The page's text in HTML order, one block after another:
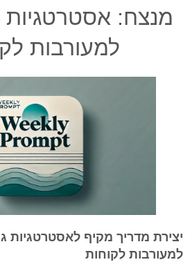
מנצח: אסטרטגיות
למעורבות
יצירת מדריך מקיף לאסטרטגיות
למעורבות לקוחות